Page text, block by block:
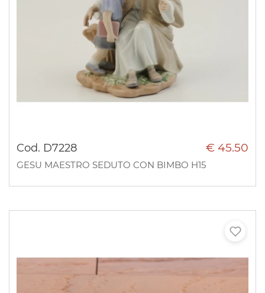
Cod. D7228 € 45.50
GESU MAESTRO SEDUTO CON BIMBO H15